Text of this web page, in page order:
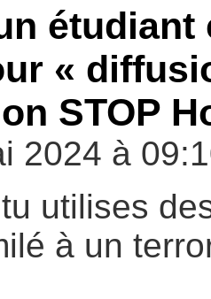
étudiant
«
STOP
2024 à
utilises
à un